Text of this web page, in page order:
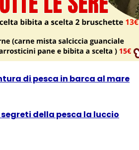
di pesca in barca al mare
della pesca la luccio